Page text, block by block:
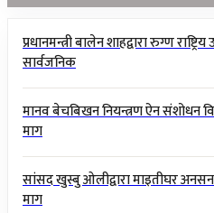
प्रधानमन्त्री बालेन शाहद्वारा रुग्ण
सार्वजनिक
मानव बेचबिखन नियन्त्रण ऐन संशोधन
माग
सांसद खुस्बु ओलीद्वारा माइतीघर
माग